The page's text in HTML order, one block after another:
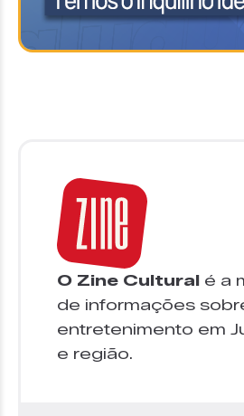
O Zine Cultural é a
de informações
entretenimento em
e região.